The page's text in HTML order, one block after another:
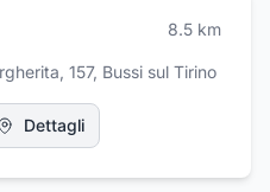
8.5 km
157, Bussi sul Tirino
Dettagli